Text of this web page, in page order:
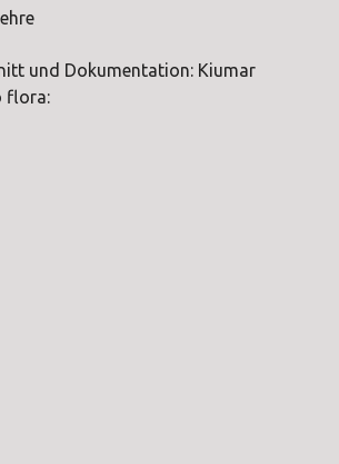
und Dokumentation: Kiumar
flora: